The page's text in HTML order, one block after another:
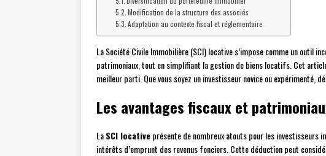
Modification de la structure des associés
Adaptation au contexte fiscal et réglementaire
La Société Civile Immobilière (SCI) locative s’impose comme un outil
patrimoniaux, tout en simplifiant la gestion de biens locatifs. Cet
meilleur parti. Que vous soyez un investisseur novice ou expérimenté,
Les avantages fiscaux et
LaSCI locativeprésente de nombreux atouts pour les investisseurs
intérêts d’emprunt des revenus fonciers. Cette déduction peut